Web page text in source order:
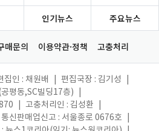
인기뉴스 주요뉴스
매문의 이용약관·정책 고충처리
집인 : 채원배 편집국장 : 김기성
평동,SC빌딩17층)
고충처리인 : 김성환
통신판매업신고 : 서울종로 0676호